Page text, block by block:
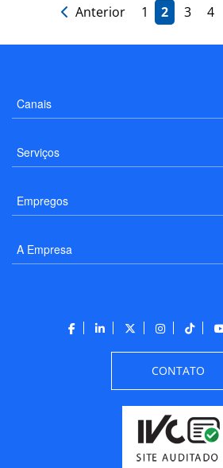
Anterior 1 2 3 4
Canais
Serviços
Empregos
A Empresa
CONTATO